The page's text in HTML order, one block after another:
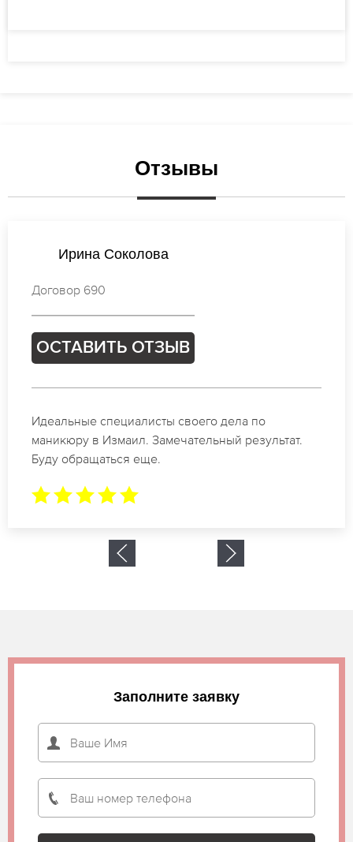
Отзывы
Анастасия Михайлова
Договор 123
ОСТАВИТЬ ОТЗЫВ
Спасибо огромное. Заказывала маникюр на день
рождение в Измаил. За 1.5 часа все было готово.
Заполните заявку